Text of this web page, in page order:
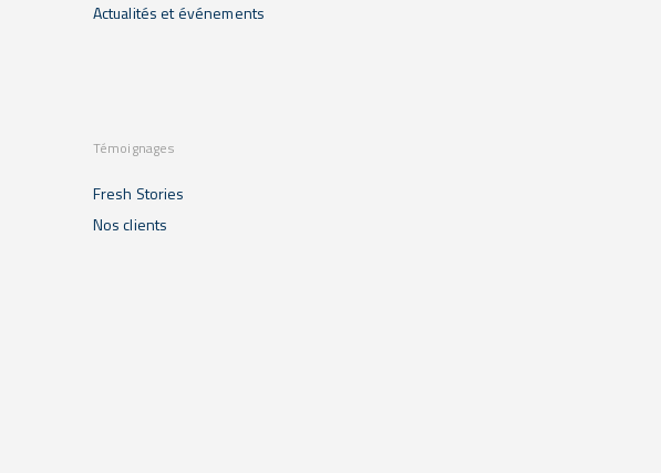
Actualités et événements
Témoignages
Fresh Stories
Nos clients